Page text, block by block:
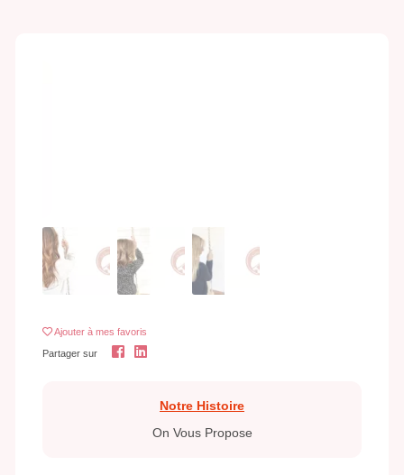
Ajouter à mes favoris
Partager sur
Notre Histoire
On Vous Propose